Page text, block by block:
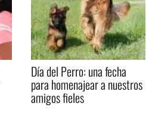
Día del Perro: una fecha
para homenajear a nuestros
amigos fieles